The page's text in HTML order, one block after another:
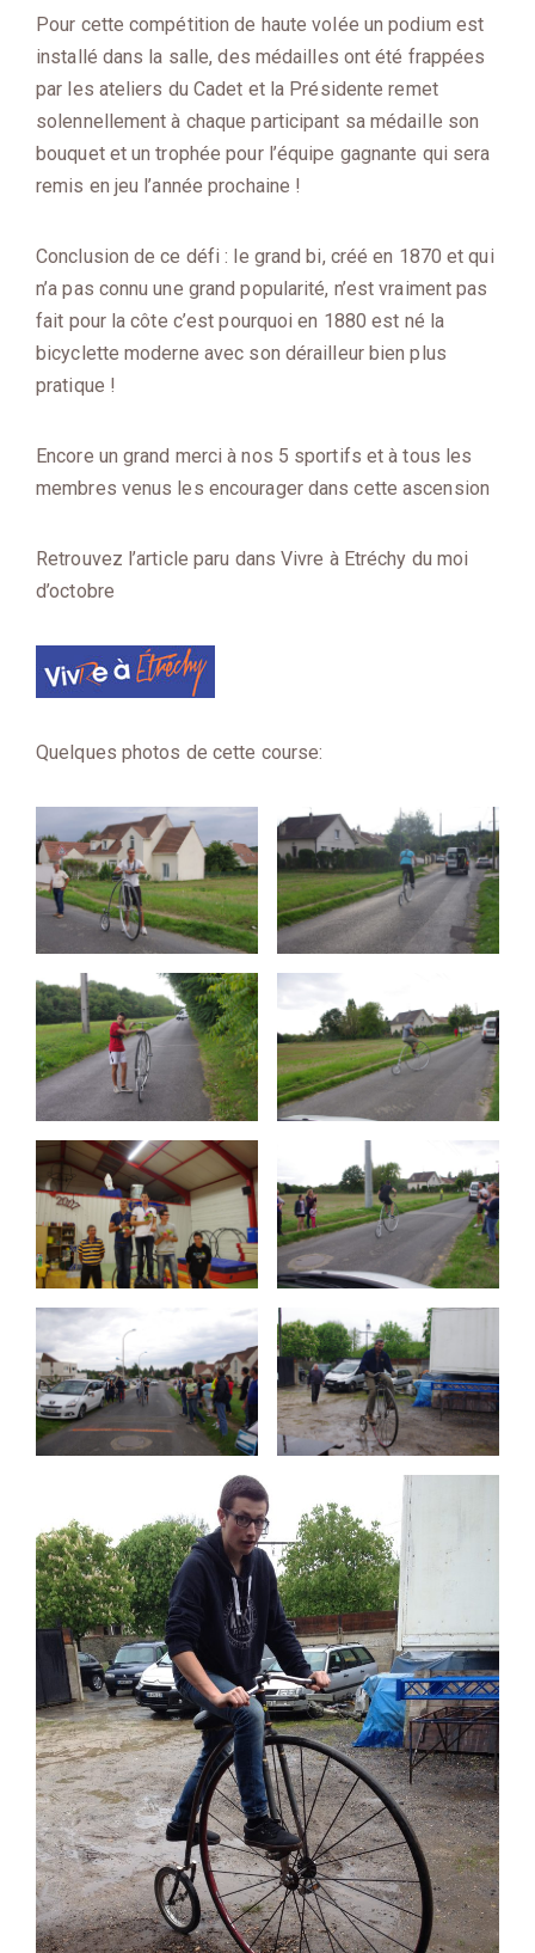
Pour cette compétition de haute volée un podium est
installé dans la salle, des médailles ont été frappées
par les ateliers du Cadet et la Présidente remet
solennellement à chaque participant sa médaille son
bouquet et un trophée pour l’équipe gagnante qui sera
remis en jeu l’année prochaine !
Conclusion de ce défi : le grand bi, créé en 1870 et qui
n’a pas connu une grand popularité, n’est vraiment pas
fait pour la côte c’est pourquoi en 1880 est né la
bicyclette moderne avec son dérailleur bien plus
pratique !
Encore un grand merci à nos 5 sportifs et à tous les
membres venus les encourager dans cette ascension
Retrouvez l’article paru dans Vivre à Etréchy du moi
d’octobre
Quelques photos de cette course: